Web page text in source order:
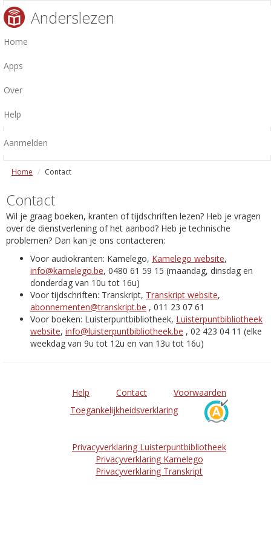
Anderslezen
Home
Apps
Over
Help
Aanmelden
Home Contact
Contact
Wil je graag boeken, kranten of tijdschriften lezen? Heb je vragen
over de dienstverlening of het aanbod? Heb je technische
problemen? Dan kan je ons contacteren:
Voor audiokranten: Kamelego, Kamelego website,
info@kamelego.be, 0480 61 59 15 (maandag, dinsdag en
donderdag van 10u tot 16u)
Voor tijdschriften: Transkript, Transkript website,
abonnementen@transkript.be , 011 23 07 61
Voor boeken: Luisterpuntbibliotheek, Luisterpuntbibliotheek
website, info@luisterpuntbibliotheek.be , 02 423 04 11 (elke
weekdag van 9u tot 12u en van 13u tot 16u)
Help Contact
Voorwaarden
Toegankelijkheidsverklaring
Privacyverklaring Luisterpuntbibliotheek
Privacyverklaring Kamelego
Privacyverklaring Transkript